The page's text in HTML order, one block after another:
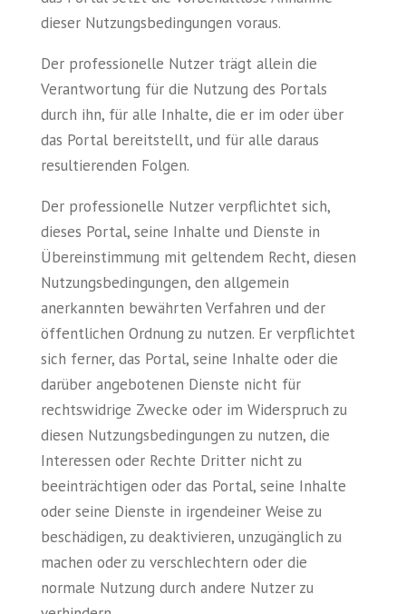
dieser Nutzungsbedingungen voraus.
Der professionelle Nutzer trägt allein die
Verantwortung für die Nutzung des Portals
durch ihn, für alle Inhalte, die er im oder über
das Portal bereitstellt, und für alle daraus
resultierenden Folgen.
Der professionelle Nutzer verpflichtet sich,
dieses Portal, seine Inhalte und Dienste in
Übereinstimmung mit geltendem Recht, diesen
Nutzungsbedingungen, den allgemein
anerkannten bewährten Verfahren und der
öffentlichen Ordnung zu nutzen. Er verpflichtet
sich ferner, das Portal, seine Inhalte oder die
darüber angebotenen Dienste nicht für
rechtswidrige Zwecke oder im Widerspruch zu
diesen Nutzungsbedingungen zu nutzen, die
Interessen oder Rechte Dritter nicht zu
beeinträchtigen oder das Portal, seine Inhalte
oder seine Dienste in irgendeiner Weise zu
beschädigen, zu deaktivieren, unzugänglich zu
machen oder zu verschlechtern oder die
normale Nutzung durch andere Nutzer zu